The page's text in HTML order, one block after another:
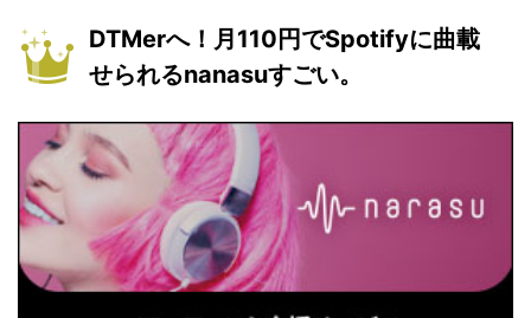
DTMerへ！月110円でSpotifyに曲載
せられるnanasuすごい。